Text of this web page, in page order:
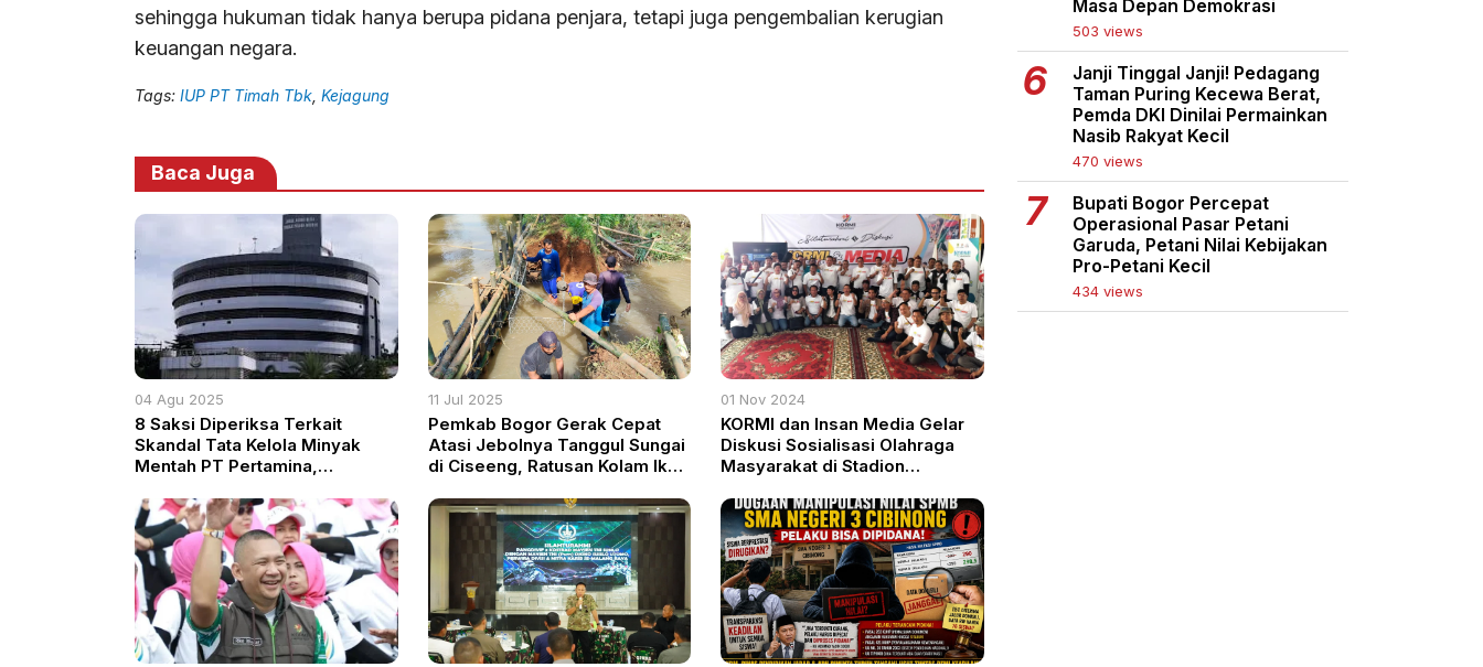
sehingga hukuman tidak hanya berupa pidana penjara, tetapi juga pengembalian kerugian
keuangan negara.
Tags: IUP PT Timah Tbk Kejagung
Baca Juga
04 Agu 2025
8 Saksi Diperiksa Terkait
Skandal Tata Kelola Minyak
Mentah PT Pertamina,
11 Jul 2025
Pemkab Bogor Gerak Cepat
Atasi Jebolnya Tanggul Sungai
di Ciseeng, Ratusan Kolam Ikan
01 Nov 2024
KORMI dan Insan Media Gelar
Diskusi Sosialisasi Olahraga
Masyarakat di Stadion
Masa Depan Demokrasi
503 views
Janji Tinggal Janji! Pedagang
Taman Puring Kecewa Berat,
Pemda DKI Dinilai Permainkan
Nasib Rakyat Kecil
470 views
Bupati Bogor Percepat
Operasional Pasar Petani
Garuda, Petani Nilai Kebijakan
Pro-Petani Kecil
434 views